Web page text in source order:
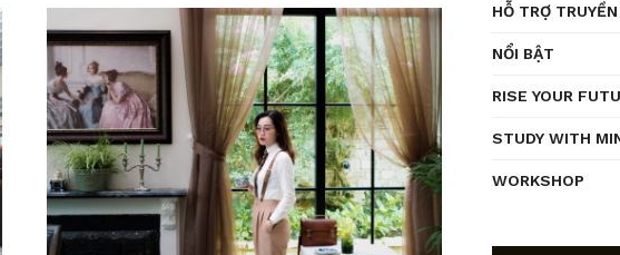
HỖ TRỢ
NỔI BẬT
RISE YOUR
STUDY WITH
WORKSHOP